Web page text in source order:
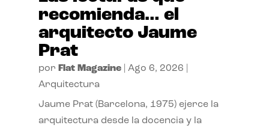
recomienda… el
arquitecto Jaume
Prat
por Flat Magazine| Ago 6, 2026
Arquitectura
Jaume Prat (Barcelona, 1975) ejerce la
arquitectura desde la docencia y la